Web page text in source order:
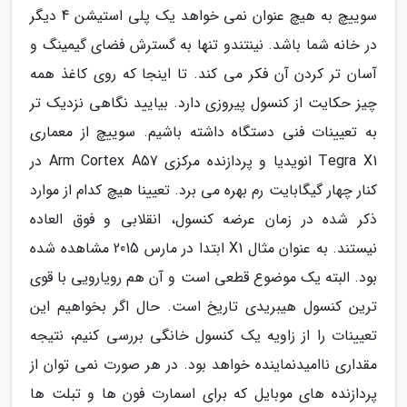
سوییچ به هیچ عنوان نمی خواهد یک پلی استیشن 4 دیگر
در خانه شما باشد. نینتندو تنها به گسترش فضای گیمینگ و
آسان تر کردن آن فکر می کند. تا اینجا که روی کاغذ همه
چیز حکایت از کنسول پیروزی دارد. بیایید نگاهی نزدیک تر
به تعیینات فنی دستگاه داشته باشیم. سوییچ از معماری
Tegra X1 انویدیا و پردازنده مرکزی Arm Cortex A57 در
کنار چهار گیگابایت رم بهره می برد. تعیینا هیچ کدام از موارد
ذکر شده در زمان عرضه کنسول، انقلابی و فوق العاده
نیستند. به عنوان مثال X1 ابتدا در مارس 2015 مشاهده شده
بود. البته یک موضوع قطعی است و آن هم رویارویی با قوی
ترین کنسول هیبریدی تاریخ است. حال اگر بخواهیم این
تعیینات را از زاویه یک کنسول خانگی بررسی کنیم، نتیجه
مقداری ناامیدنماینده خواهد بود. در هر صورت نمی توان از
پردازنده های موبایل که برای اسمارت فون ها و تبلت ها